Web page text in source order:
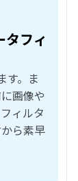
フィ
す。ま
画像や
ィルタ
ら素早